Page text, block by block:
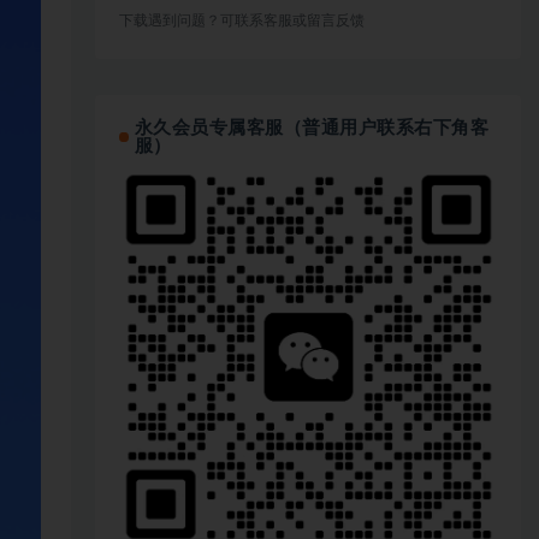
下载遇到问题？可联系客服或留言反馈
永久会员专属客服（普通用户联系右下角客
服）